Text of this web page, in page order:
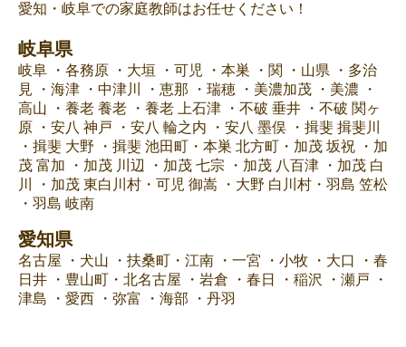
愛知・岐阜での家庭教師はお任せください！
岐阜県
岐阜 ・各務原 ・大垣 ・可児 ・本巣 ・関 ・山県
・多治
見
・海津 ・中津川 ・恵那 ・瑞穂 ・美濃加茂 ・美濃
・
高山
・養老 養老 ・養老 上石津 ・不破 垂井 ・不破 関ヶ
原
・安八 神戸 ・安八 輪之内 ・安八 墨俣 ・揖斐 揖斐川
・揖斐 大野 ・揖斐 池田町・本巣 北方町・加茂 坂祝
・加
茂 富加 ・加茂 川辺 ・加茂 七宗 ・加茂 八百津 ・加茂 白
川
・加茂 東白川村・可児 御嵩 ・大野 白川村・羽島 笠松
・羽島 岐南
愛知県
名古屋 ・犬山 ・扶桑町・江南 ・一宮 ・小牧 ・大口
・春
日井
・豊山町・北名古屋 ・岩倉 ・春日 ・稲沢 ・瀬戸
・
津島
・愛西 ・弥富 ・海部 ・丹羽